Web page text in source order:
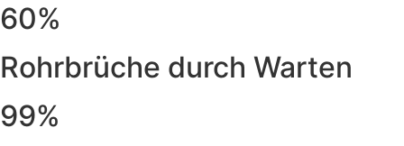
60%
Rohrbrüche durch Warten
99%